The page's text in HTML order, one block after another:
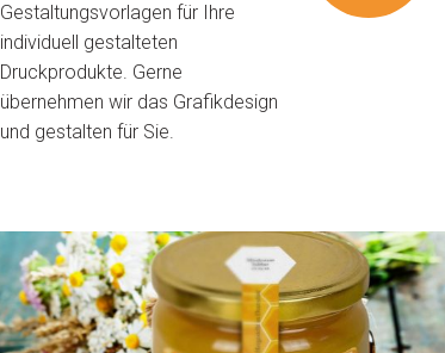
Gestaltungsvorlagen für Ihre
individuell gestalteten
Druckprodukte. Gerne
übernehmen wir das Grafikdesign
und gestalten für Sie.